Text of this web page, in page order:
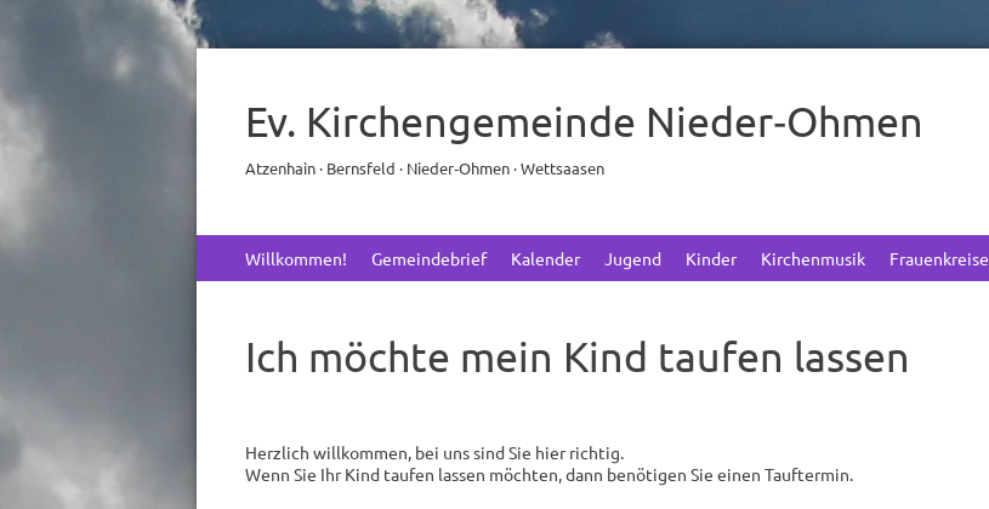
Ev. Kirchengemeinde Nieder‑Ohmen
Atzenhain · Bernsfeld · Nieder‑Ohmen · Wettsaasen
to
Willkommen! Gemeindebrief Kalender Jugend Kinder Kirchenmusik Frauenkreise
Ich möchte mein Kind taufen lassen
Herzlich willkommen, bei uns sind Sie hier richtig.
Wenn Sie Ihr Kind taufen lassen möchten, dann benötigen Sie einen Tauftermin.